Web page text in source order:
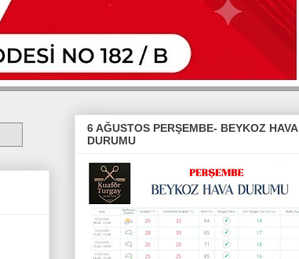
6 AĞUSTOS PERŞEMBE- BEYKOZ HAVA
DURUMU